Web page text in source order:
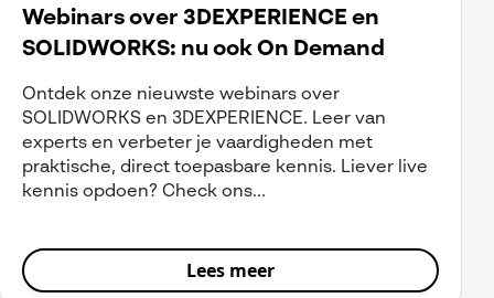
Webinars over 3DEXPERIENCE en
SOLIDWORKS: nu ook On Demand
Ontdek onze nieuwste webinars over
SOLIDWORKS en 3DEXPERIENCE. Leer van
experts en verbeter je vaardigheden met
praktische, direct toepasbare kennis. Liever live
kennis opdoen? Check ons...
Lees meer